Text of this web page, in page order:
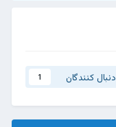
دنبال کنندگان 1